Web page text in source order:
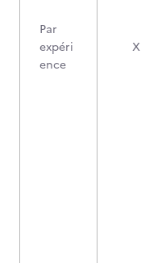
Par
expéri
ence
X